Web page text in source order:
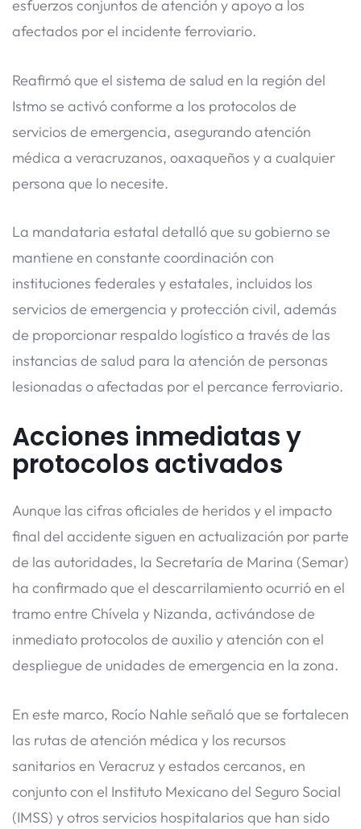
esfuerzos conjuntos de atención y apoyo a los
afectados por el incidente ferroviario.
Reafirmó que el sistema de salud en la región del
Istmo se activó conforme a los protocolos de
servicios de emergencia, asegurando atención
médica a veracruzanos, oaxaqueños y a cualquier
persona que lo necesite.
La mandataria estatal detalló que su gobierno se
mantiene en constante coordinación con
instituciones federales y estatales, incluidos los
servicios de emergencia y protección civil, además
de proporcionar respaldo logístico a través de las
instancias de salud para la atención de personas
lesionadas o afectadas por el percance ferroviario.
Acciones inmediatas y
protocolos activados
Aunque las cifras oficiales de heridos y el impacto
final del accidente siguen en actualización por parte
de las autoridades, la Secretaría de Marina (Semar)
ha confirmado que el descarrilamiento ocurrió en el
tramo entre Chívela y Nizanda, activándose de
inmediato protocolos de auxilio y atención con el
despliegue de unidades de emergencia en la zona.
En este marco, Rocío Nahle señaló que se fortalecen
las rutas de atención médica y los recursos
sanitarios en Veracruz y estados cercanos, en
conjunto con el Instituto Mexicano del Seguro Social
(IMSS) y otros servicios hospitalarios que han sido